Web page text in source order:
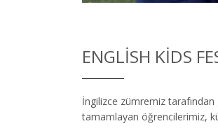
ENGLISH KIDS
İngilizce zümremiz
tamamlayan öğrencilerimiz,